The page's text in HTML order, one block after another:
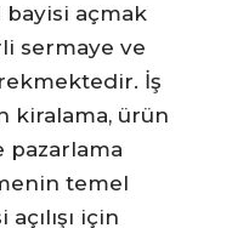
bayisi açmak
sermaye ve
İş
kiralama, ürün
temel
için